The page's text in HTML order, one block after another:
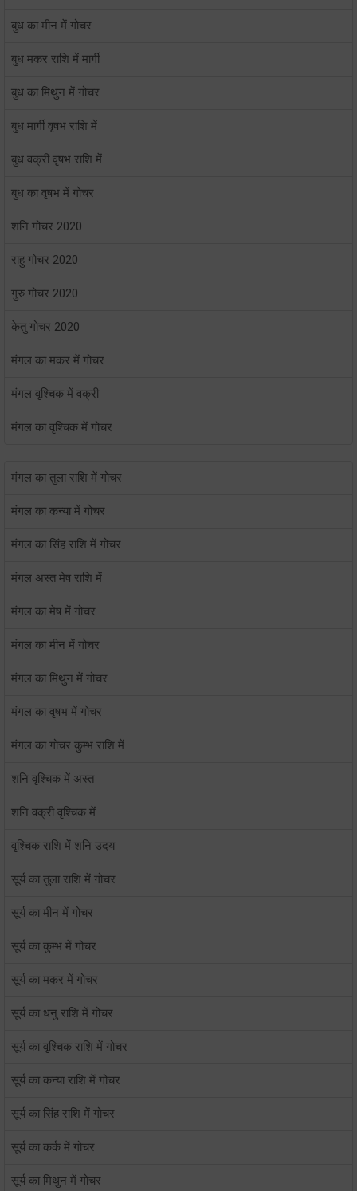
बुध का मीन में गोचर
बुध मकर राशि में मार्गी
बुध का मिथुन में गोचर
बुध मार्गी वृषभ राशि में
बुध वक्री वृषभ राशि में
बुध का वृषभ में गोचर
शनि गोचर 2020
राहु गोचर 2020
गुरु गोचर 2020
केतु गोचर 2020
मंगल का मकर में गोचर
मंगल वृश्चिक में वक्री
मंगल का वृश्चिक में गोचर
मंगल का तुला राशि में गोचर
मंगल का कन्या में गोचर
मंगल का सिंह राशि में गोचर
मंगल अस्त मेष राशि में
मंगल का मेष में गोचर
मंगल का मीन में गोचर
मंगल का मिथुन में गोचर
मंगल का वृषभ में गोचर
मंगल का गोचर कुम्भ राशि में
शनि वृश्चिक में अस्त
शनि वक्री वृश्चिक में
वृश्चिक राशि में शनि उदय
सूर्य का तुला राशि में गोचर
सूर्य का मीन में गोचर
सूर्य का कुम्भ में गोचर
सूर्य का मकर में गोचर
सूर्य का धनु राशि में गोचर
सूर्य का वृश्चिक राशि में गोचर
सूर्य का कन्या राशि में गोचर
सूर्य का सिंह राशि में गोचर
सूर्य का कर्क में गोचर
सूर्य का मिथुन में गोचर